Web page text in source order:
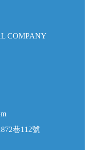
COMPANY
巷112號